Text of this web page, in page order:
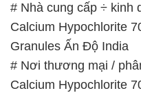
# Nhà cung cấp ÷ kinh
Calcium Hypochlorite
Granules Ấn Độ India
# Nơi thương mại /
Calcium Hypochlorite